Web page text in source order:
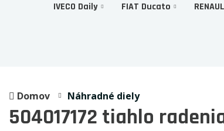
IVECO Daily FIAT Ducato
Domov Náhradné diely
504017172 tiahlo